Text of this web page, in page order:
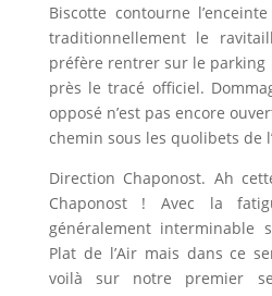
Biscotte contourne
traditionnellement le
préfère rentrer sur le parking
près le tracé officiel.
opposé n’est pas encore
chemin sous les quolibets de
Direction Chaponost. Ah
Chaponost ! Avec la
généralement
Plat de l’Air mais dans ce
voilà sur notre premier